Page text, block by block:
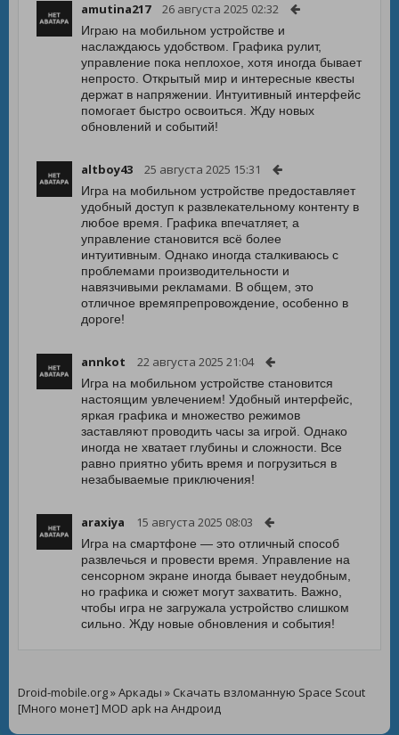
amutina217 26 августа 2025 02:32
Играю на мобильном устройстве и
наслаждаюсь удобством. Графика рулит,
управление пока неплохое, хотя иногда бывает
непросто. Открытый мир и интересные квесты
держат в напряжении. Интуитивный интерфейс
помогает быстро освоиться. Жду новых
обновлений и событий!
altboy43 25 августа 2025 15:31
Игра на мобильном устройстве предоставляет
удобный доступ к развлекательному контенту в
любое время. Графика впечатляет, а
управление становится всё более
интуитивным. Однако иногда сталкиваюсь с
проблемами производительности и
навязчивыми рекламами. В общем, это
отличное времяпрепровождение, особенно в
дороге!
annkot 22 августа 2025 21:04
Игра на мобильном устройстве становится
настоящим увлечением! Удобный интерфейс,
яркая графика и множество режимов
заставляют проводить часы за игрой. Однако
иногда не хватает глубины и сложности. Все
равно приятно убить время и погрузиться в
незабываемые приключения!
araxiya 15 августа 2025 08:03
Игра на смартфоне — это отличный способ
развлечься и провести время. Управление на
сенсорном экране иногда бывает неудобным,
но графика и сюжет могут захватить. Важно,
чтобы игра не загружала устройство слишком
сильно. Жду новые обновления и события!
Droid-mobile.org»Аркады » Скачать взломанную Space Scout
[Много монет] MOD apk на Андроид